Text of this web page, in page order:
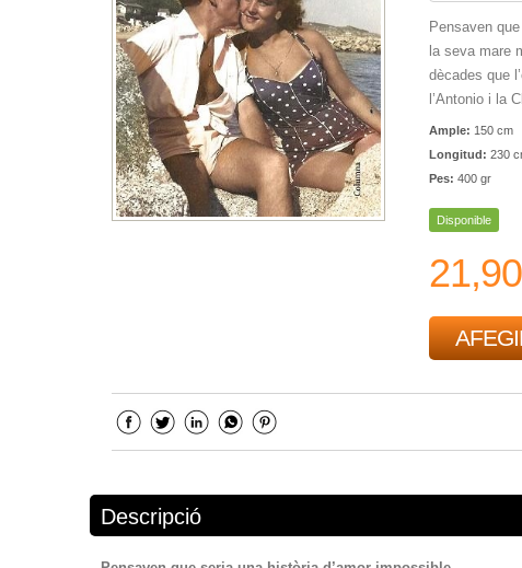
Pensaven
la seva mare
dècades que
l’Antonio i la
Ample: 150 cm
Longitud: 230
Pes: 400 gr
Disponible
Descripció